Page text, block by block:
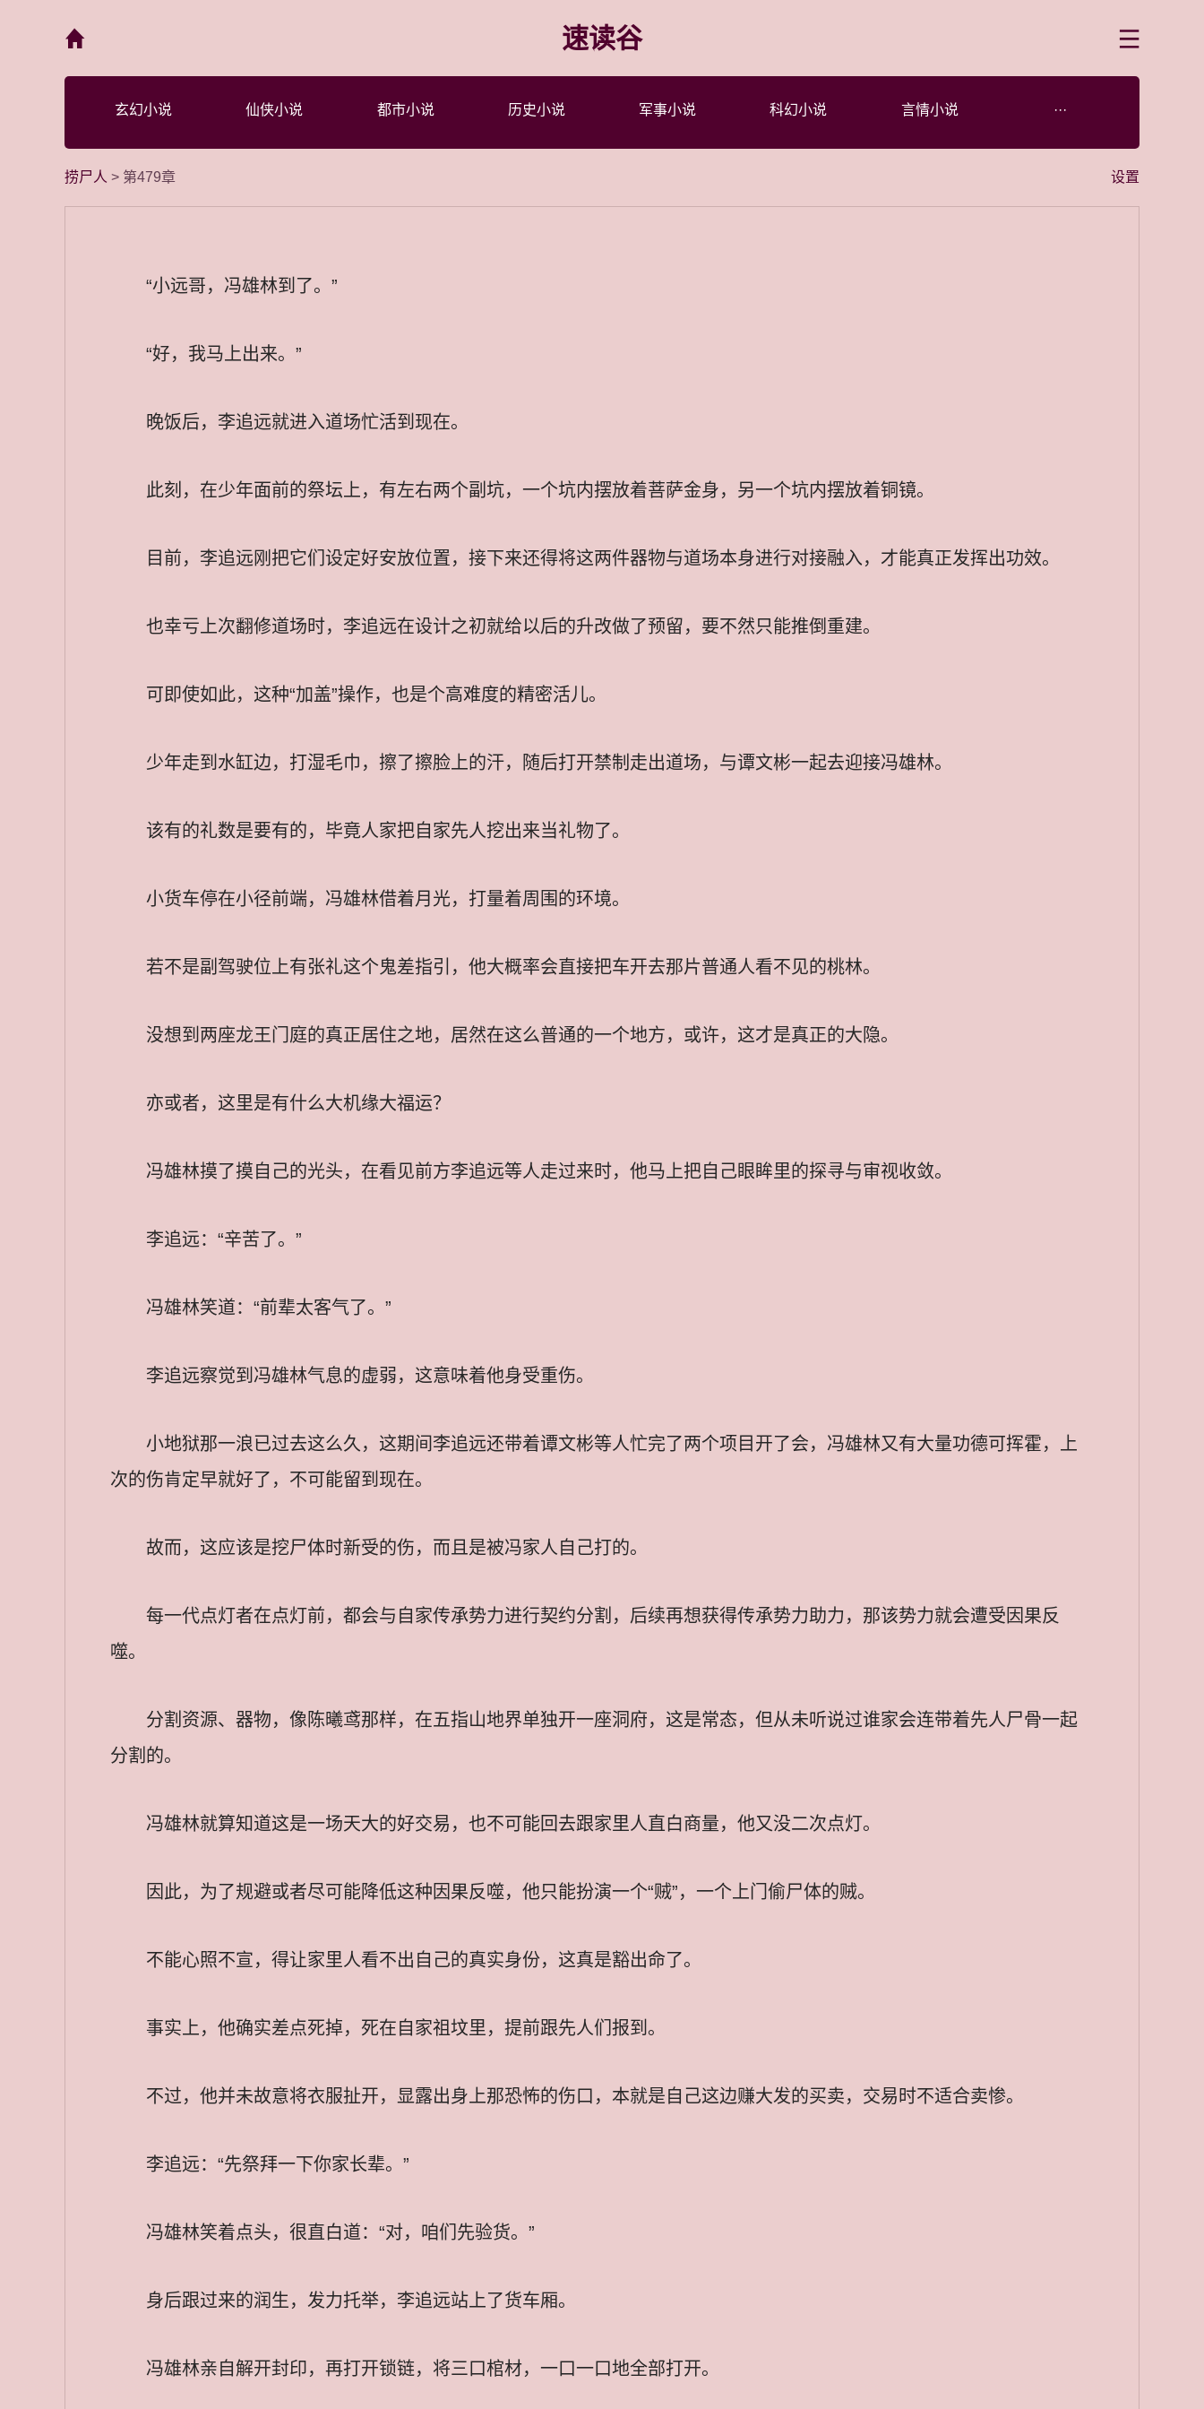
速读谷
玄幻小说 仙侠小说 都市小说 历史小说 军事小说 科幻小说 言情小说 ···
设置
捞尸人 > 第479章
“小远哥，冯雄林到了。”
“好，我马上出来。”
晚饭后，李追远就进入道场忙活到现在。
此刻，在少年面前的祭坛上，有左右两个副坑，一个坑内摆放着菩萨金身，另一个坑内摆放着铜镜。
目前，李追远刚把它们设定好安放位置，接下来还得将这两件器物与道场本身进行对接融入，才能真正发挥出功效。
也幸亏上次翻修道场时，李追远在设计之初就给以后的升改做了预留，要不然只能推倒重建。
可即使如此，这种“加盖”操作，也是个高难度的精密活儿。
少年走到水缸边，打湿毛巾，擦了擦脸上的汗，随后打开禁制走出道场，与谭文彬一起去迎接冯雄林。
该有的礼数是要有的，毕竟人家把自家先人挖出来当礼物了。
小货车停在小径前端，冯雄林借着月光，打量着周围的环境。
若不是副驾驶位上有张礼这个鬼差指引，他大概率会直接把车开去那片普通人看不见的桃林。
没想到两座龙王门庭的真正居住之地，居然在这么普通的一个地方，或许，这才是真正的大隐。
亦或者，这里是有什么大机缘大福运？
冯雄林摸了摸自己的光头，在看见前方李追远等人走过来时，他马上把自己眼眸里的探寻与审视收敛。
李追远：“辛苦了。”
冯雄林笑道：“前辈太客气了。”
李追远察觉到冯雄林气息的虚弱，这意味着他身受重伤。
小地狱那一浪已过去这么久，这期间李追远还带着谭文彬等人忙完了两个项目开了会，冯雄林又有大量功德可挥霍，上
次的伤肯定早就好了，不可能留到现在。
故而，这应该是挖尸体时新受的伤，而且是被冯家人自己打的。
每一代点灯者在点灯前，都会与自家传承势力进行契约分割，后续再想获得传承势力助力，那该势力就会遭受因果反
噬。
分割资源、器物，像陈曦鸢那样，在五指山地界单独开一座洞府，这是常态，但从未听说过谁家会连带着先人尸骨一起
分割的。
冯雄林就算知道这是一场天大的好交易，也不可能回去跟家里人直白商量，他又没二次点灯。
因此，为了规避或者尽可能降低这种因果反噬，他只能扮演一个“贼”，一个上门偷尸体的贼。
不能心照不宣，得让家里人看不出自己的真实身份，这真是豁出命了。
事实上，他确实差点死掉，死在自家祖坟里，提前跟先人们报到。
不过，他并未故意将衣服扯开，显露出身上那恐怖的伤口，本就是自己这边赚大发的买卖，交易时不适合卖惨。
李追远：“先祭拜一下你家长辈。”
冯雄林笑着点头，很直白道：“对，咱们先验货。”
身后跟过来的润生，发力托举，李追远站上了货车厢。
冯雄林亲自解开封印，再打开锁链，将三口棺材，一口一口地全部打开。